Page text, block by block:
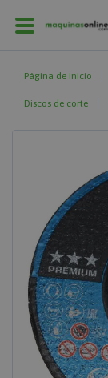
Página de inicio
Discos de corte